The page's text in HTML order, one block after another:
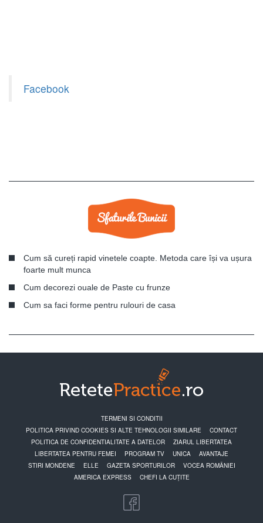
Facebook
Cum să cureți rapid vinetele coapte. Metoda care își va ușura
foarte mult munca
Cum decorezi ouale de Paste cu frunze
Cum sa faci forme pentru rulouri de casa
TERMENI SI CONDITII
POLITICA PRIVIND COOKIES SI ALTE TEHNOLOGII SIMILARE
CONTACT
POLITICA DE CONFIDENTIALITATE A DATELOR
ZIARUL LIBERTATEA
LIBERTATEA PENTRU FEMEI
PROGRAM TV UNICA
AVANTAJE
STIRI MONDENE
ELLE GAZETA SPORTURILOR
VOCEA ROMÂNIEI
AMERICA EXPRESS
CHEFI LA CUȚITE